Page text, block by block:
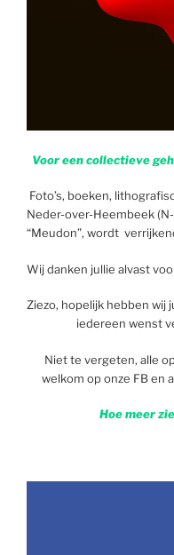
Voor een collectieve
Foto’s, boeken,
Neder-over-Heembeek
“Meudon”, wordt
Wij danken jullie alvast
Ziezo, hopelijk hebben wij
iedereen wenst
Niet te vergeten, alle
welkom op onze FB en
Hoe meer